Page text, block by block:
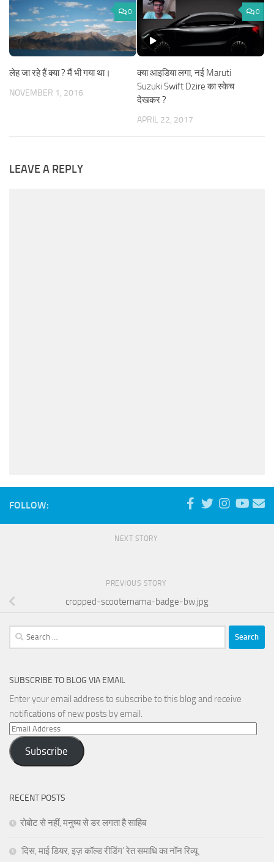
0
लेह जा रहे हैं क्या ? मैं भी गया था।
NOVEMBER 1, 2016
0
क्या आइडिया लगा, नई Maruti
Suzuki Swift Dzire का स्केच
देखकर ?
APRIL 22, 2017
LEAVE A REPLY
FOLLOW:
NEXT STORY
PREVIOUS STORY
cropped-scooternama-badge-bw.jpg
Search
for:
SUBSCRIBE TO BLOG VIA EMAIL
Enter your email address to subscribe to this blog and receive
notifications of new posts by email.
Email
Address
Subscribe
RECENT POSTS
रोबोट से नहीं, मनुष्य से डर लगता है साहिब
‘दिस, माई डियर, इज़ कॉल्ड रीडिंग’ रेत समाधि का नॉन रिव्यू